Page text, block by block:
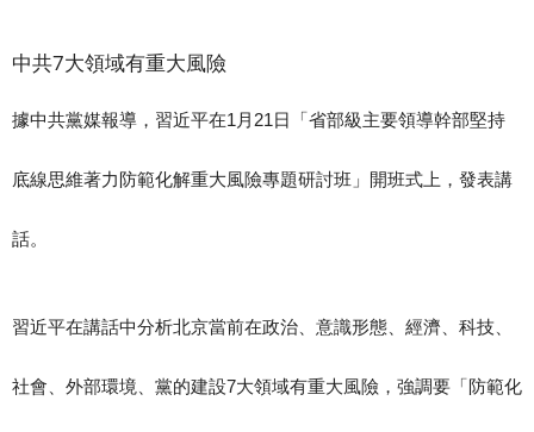
中共7大領域有重大風險
據中共黨媒報導，習近平在1月21日「省部級主要領導幹部堅持
底線思維著力防範化解重大風險專題研討班」開班式上，發表講
話。
習近平在講話中分析北京當前在政治、意識形態、經濟、科技、
社會、外部環境、黨的建設7大領域有重大風險，強調要「防範化